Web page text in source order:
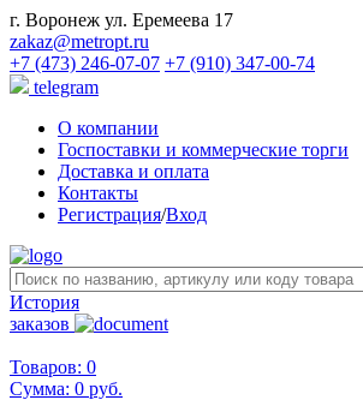
г. Воронеж ул. Еремеева 17
zakaz@metropt.ru
+7 (473) 246-07-07 +7 (910) 347-00-74
telegram
О компании
Госпоставки и коммерческие торги
Доставка и оплата
Контакты
Регистрация/Вход
История
заказов
Товаров: 0
Сумма: 0 руб.